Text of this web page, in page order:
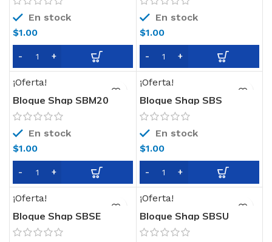
En stock
$1.00
En stock
$1.00
¡Oferta!
Bloque Shap SBM20
19X19X19
En stock
$1.00
¡Oferta!
Bloque Shap SBS
Splitado 19x19x39
En stock
$1.00
¡Oferta!
Bloque Shap SBSE
19x19x19
¡Oferta!
Bloque Shap SBSU
19X19X39